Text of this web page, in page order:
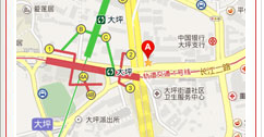
福利社
福利社的微博_腾讯微博
福利社
福利社_圈子_杭州19楼